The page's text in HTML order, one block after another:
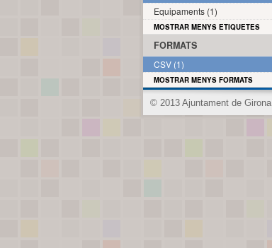
Equipaments (1)
MOSTRAR MENYS ETIQUETES
FORMATS
CSV (1)
MOSTRAR MENYS FORMATS
© 2013 Ajuntament de Girona